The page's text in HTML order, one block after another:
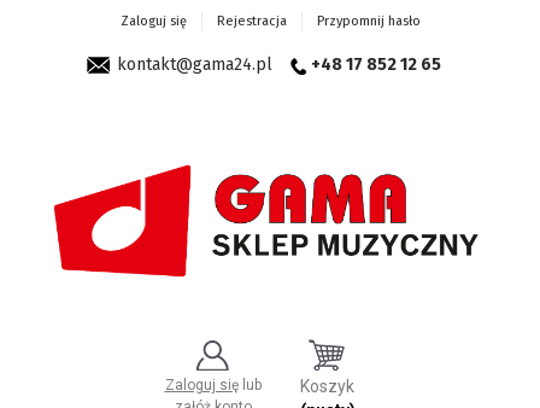
Zaloguj się Rejestracja Przypomnij hasło
kontakt@gama24.pl +48 17 852 12 65
Zaloguj się lub
Koszyk